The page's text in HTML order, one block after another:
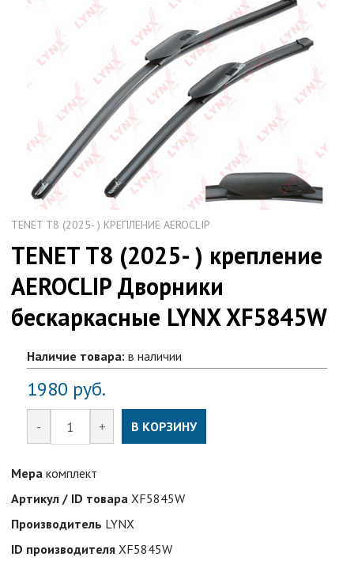
TENET T8 (2025- ) КРЕПЛЕНИЕ AEROCLIP
TENET T8 (2025- ) крепление
AEROCLIP Дворники
бескаркасные LYNX XF5845W
Наличие товара: в наличии
1980 руб.
- + В КОРЗИНУ
Мера комплект
Артикул / ID товара XF5845W
Производитель LYNX
ID производителя XF5845W